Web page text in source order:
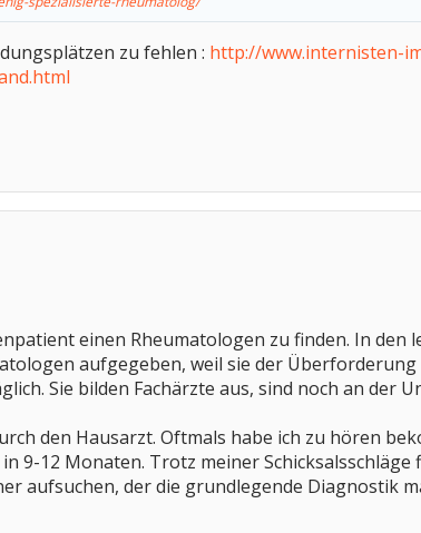
zu fehlen : http://www.internisten-
einen Rheumatologen zu finden. In den
aufgegeben, weil sie der Überforderung
Sie bilden Fachärzte aus, sind noch an der
den Hausarzt. Oftmals habe ich zu hören
9-12 Monaten. Trotz meiner Schicksalsschläge
aufsuchen, der die grundlegende Diagnostik